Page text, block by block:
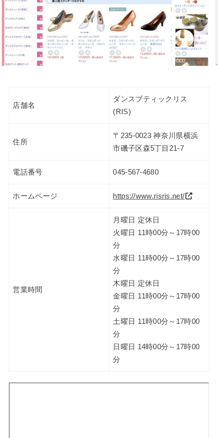
店舗名
ダンスブティックリス
(RIS)
住所
〒235-0023 神奈川県横浜
市磯子区森5丁目21-7
電話番号 045-567-4680
ホームページ https://www.risris.net/
営業時間
月曜日 定休日
火曜日 11時00分～17時00
分
水曜日 11時00分～17時00
分
木曜日 定休日
金曜日 11時00分～17時00
分
土曜日 11時00分～17時00
分
日曜日 14時00分～17時00
分